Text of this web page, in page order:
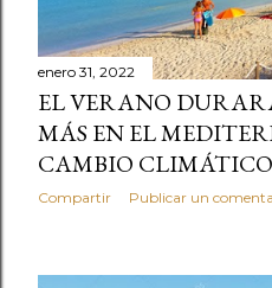
enero 31, 2022
EL VERANO
MÁS EN EL
CAMBIO CLIMÁTICO
Compartir Publicar un